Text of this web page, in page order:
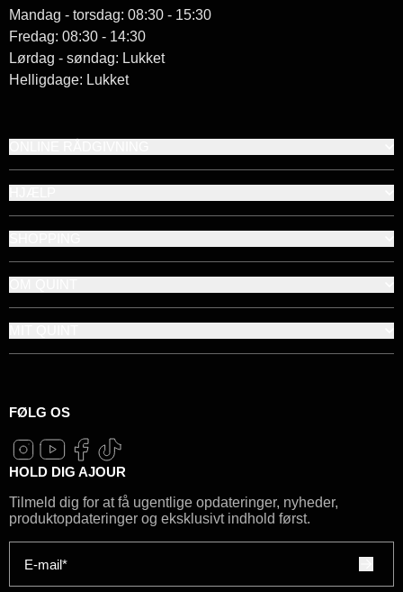
Mandag - torsdag: 08:30 - 15:30
Fredag: 08:30 - 14:30
Lørdag - søndag: Lukket
Helligdage: Lukket
FØLG OS
HOLD DIG AJOUR
Tilmeld dig for at få ugentlige opdateringer, nyheder,
produktopdateringer og eksklusivt indhold først.
E-mail*